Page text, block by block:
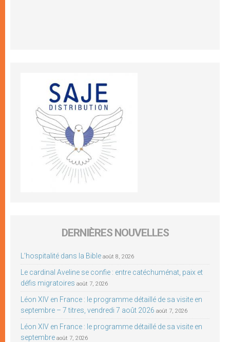
DERNIÈRES NOUVELLES
L’hospitalité dans la Bible août 8, 2026
Le cardinal Aveline se confie : entre catéchuménat, paix et
défis migratoires août 7, 2026
Léon XIV en France : le programme détaillé de sa visite en
septembre – 7 titres, vendredi 7 août 2026 août 7, 2026
Léon XIV en France : le programme détaillé de sa visite en
septembre août 7, 2026